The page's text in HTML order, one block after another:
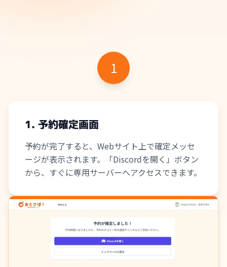
1
1. 予約確定画面
予約が完了すると、Webサイト上で確定メッセ
ージが表示されます。「Discordを開く」ボタン
から、すぐに専用サーバーへアクセスできます。